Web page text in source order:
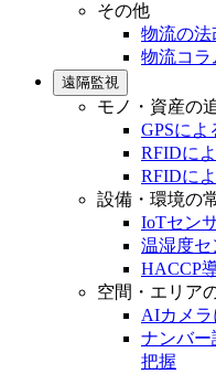
その他
物流の法
物流コラ
遠隔監視
モノ・資産の
GPSに
RFIDに
RFIDに
設備・環境の
IoTセン
温湿度セ
HACCP
空間・エリア
AIカメラ
ナンバー
把握